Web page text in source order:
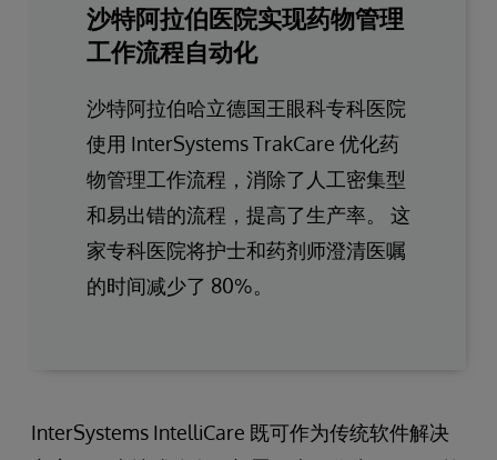
沙特阿拉伯医院实现药物管理
工作流程自动化
沙特阿拉伯哈立德国王眼科专科医院
使用 InterSystems TrakCare 优化药
物管理工作流程，消除了人工密集型
和易出错的流程，提高了生产率。 这
家专科医院将护士和药剂师澄清医嘱
的时间减少了 80%。
InterSystems IntelliCare 既可作为传统软件解决